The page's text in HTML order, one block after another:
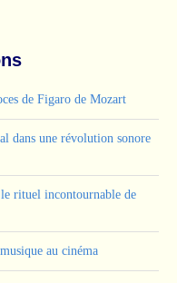
de Figaro de Mozart
dans une révolution sonore
rituel incontournable de
au cinéma